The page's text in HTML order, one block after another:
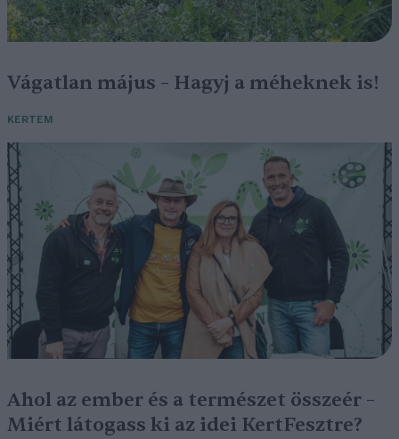
Vágatlan május – Hagyj a méheknek is!
KERTEM
Ahol az ember és a természet összeér –
Miért látogass ki az idei KertFesztre?